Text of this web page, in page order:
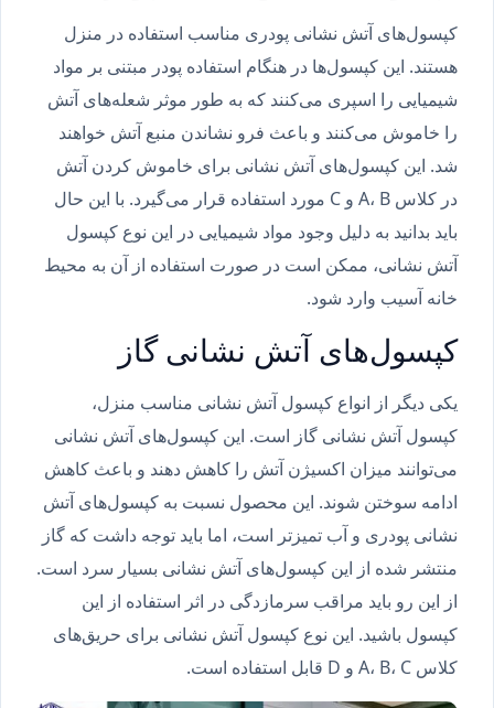
کپسول‌های آتش نشانی پودری مناسب استفاده در منزل
هستند. این کپسول‌ها در هنگام استفاده پودر مبتنی بر مواد
شیمیایی را اسپری می‌کنند که به طور موثر شعله‌های آتش
را خاموش می‌کنند و باعث فرو نشاندن منبع آتش خواهند
شد. این کپسول‌های آتش نشانی برای خاموش کردن آتش
در کلاس A، B و C مورد استفاده قرار می‌گیرد. با این حال
باید بدانید به دلیل وجود مواد شیمیایی در این نوع کپسول
آتش نشانی، ممکن است در صورت استفاده از آن به محیط
خانه آسیب وارد شود.
کپسول‌های آتش نشانی گاز
یکی دیگر از انواع کپسول آتش نشانی مناسب منزل،
کپسول آتش نشانی گاز است. این کپسول‌های آتش نشانی
می‌توانند میزان اکسیژن آتش را کاهش دهند و باعث کاهش
ادامه سوختن شوند. این محصول نسبت به کپسول‌های آتش
نشانی پودری و آب تمیزتر است، اما باید توجه داشت که گاز
منتشر شده از این کپسول‌های آتش نشانی بسیار سرد است.
از این رو باید مراقب سرمازدگی در اثر استفاده از این
کپسول باشید. این نوع کپسول آتش نشانی برای حریق‌های
کلاس A، B، C و D قابل استفاده است.